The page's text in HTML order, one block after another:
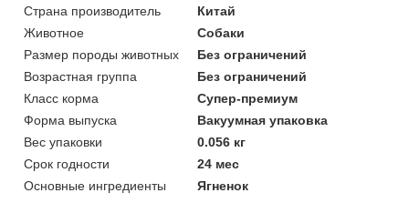
Страна производитель
Китай
Животное
Собаки
Размер породы животных
Без ограничений
Возрастная группа
Без ограничений
Класс корма
Супер-премиум
Форма выпуска
Вакуумная упаковка
Вес упаковки
0.056 кг
Срок годности
24 мес
Основные ингредиенты
Ягненок